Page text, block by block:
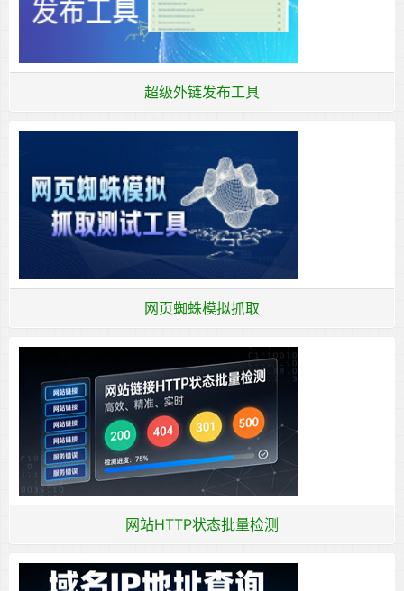
超级外链发布工具
网页蜘蛛模拟抓取
网站HTTP状态批量检测